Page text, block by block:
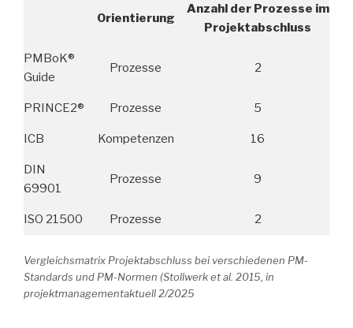
Orientierung
Anzahl der Prozesse im
Projektabschluss
PMBoK®
Guide
Prozesse 2
PRINCE2® Prozesse 5
ICB Kompetenzen 16
DIN
69901
Prozesse 9
ISO 21500 Prozesse 2
Vergleichsmatrix Projektabschluss bei verschiedenen PM-
Standards und PM-Normen (Stollwerk et al. 2015, in
projektmanagementaktuell 2/2025